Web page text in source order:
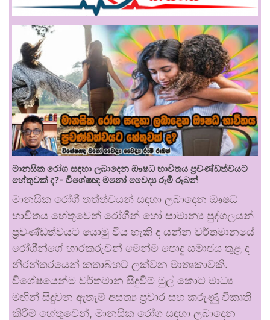
මානසික රෝග සඳහා ලබාදෙන ඖෂධ භාවිතය ප්‍රචණ්ඩත්වයට
හේතුවක් ද?- විශේෂඥ මනෝ වෛද්‍ය රූමි රූබන්
මානසික රෝගී තත්ත්වයන් සඳහා ලබාදෙන ඖෂධ
භාවිතය හේතුවෙන් රෝගීන් හෝ සාමාන්‍ය පුද්ගලයන්
ප්‍රචණ්ඩත්වයට යොමු විය හැකි ද යන්න වර්තමානයේ
රෝගීන්ගේ භාරකරුවන් මෙන්ම පොදු සමාජය තුළ ද
නිරන්තරයෙන් කතාබහට ලක්වන මාතෘකාවකි.
විශේෂයෙන්ම වර්තමාන සිදුවීම් මුල් කොට මාධ්‍ය
මඟින් සිදුවන ඇතැම් අසත්‍ය ප්‍රචාර සහ කරුණු විකෘති
කිරීම් හේතුවෙන්, මානසික රෝග සඳහා ලබාදෙන